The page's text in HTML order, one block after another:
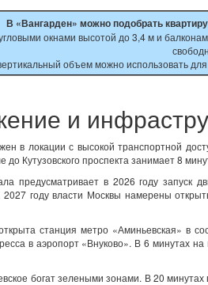
В «Вангарден» можно подобрать
окнами высотой до 3,4 м и
объем можно использовать
и
в локации с высокой транспортной
до Кутузовского проспекта занимает 8
предусматривает в 2026 году
году власти Москвы намерены
станция метро «Аминьевская» в
в аэропорт «Внуково». В 6 минутах
богат зелеными зонами. В 20